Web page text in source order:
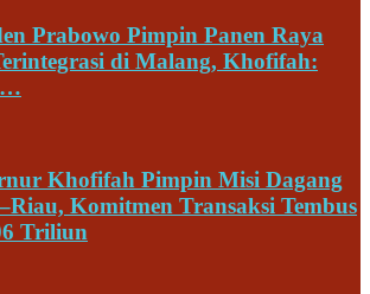
Prabowo Pimpin Panen Raya
di Malang, Khofifah:
Khofifah Pimpin Misi Dagang
Komitmen Transaksi Tembus
Triliun